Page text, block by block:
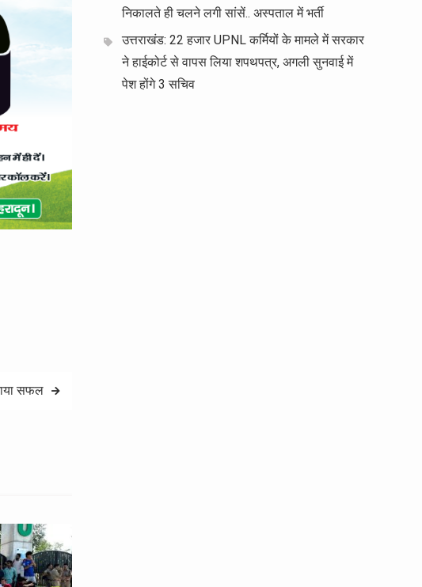
सफल
निकालते ही चलने लगी सांसें.. अस्पताल में भर्ती
उत्तराखंड: 22 हजार UPNL कर्मियों के मामले में सरकार
ने हाईकोर्ट से वापस लिया शपथपत्र, अगली सुनवाई में
पेश होंगे 3 सचिव